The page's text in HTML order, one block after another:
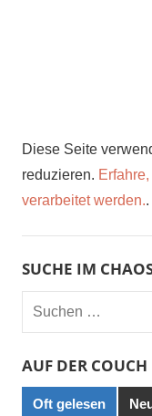
Diese Seite
reduzieren.
verarbeitet werden..
SUCHE IM
Suchen
AUF DER COUCH
Oft gelesen